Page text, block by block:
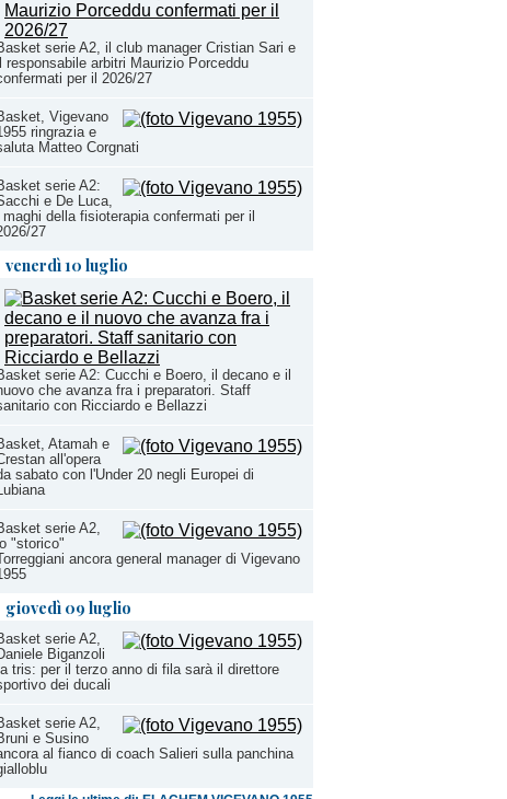
serie A2, il club manager Cristian Sari e
responsabile arbitri Maurizio Porceddu
per il 2026/27
Vigevano
ringrazia e
Matteo Corgnati
serie A2:
e De Luca,
maghi della fisioterapia confermati per il
27
venerdì 10 luglio
serie A2: Cucchi e Boero, il decano e il
che avanza fra i preparatori. Staff
con Ricciardo e Bellazzi
Atamah e
all'opera
sabato con l'Under 20 negli Europei di
serie A2,
lo "storico"
ancora general manager di Vigevano
giovedì 09 luglio
serie A2,
Biganzoli
tris: per il terzo anno di fila sarà il direttore
dei ducali
serie A2,
e Susino
al fianco di coach Salieri sulla panchina